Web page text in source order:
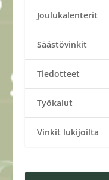
Joulukalenterit
Säästövinkit
Tiedotteet
Työkalut
Vinkit lukijoilta